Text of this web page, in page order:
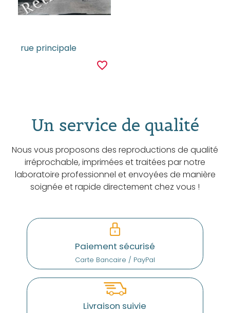
rue principale
favorite_border
Un service de qualité
Nous vous proposons des reproductions de qualité
irréprochable, imprimées et traitées par notre
laboratoire professionnel et envoyées de manière
soignée et rapide directement chez vous !
Paiement sécurisé
Carte Bancaire / PayPal
Livraison suivie